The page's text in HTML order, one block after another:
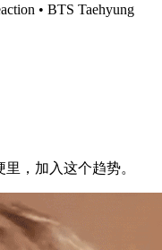
• BTS Taehyung
，加入这个趋势。